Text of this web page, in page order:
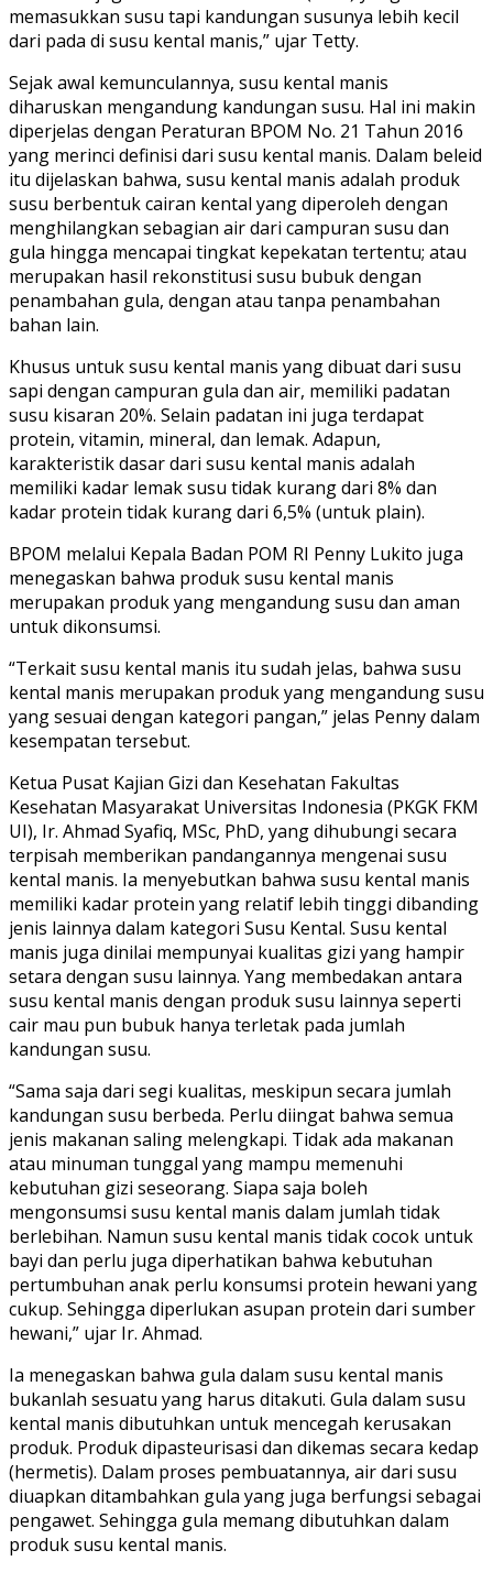
memasukkan susu tapi kandungan susunya lebih kecil
dari pada di susu kental manis,” ujar Tetty.
Sejak awal kemunculannya, susu kental manis
diharuskan mengandung kandungan susu. Hal ini makin
diperjelas dengan Peraturan BPOM No. 21 Tahun 2016
yang merinci definisi dari susu kental manis. Dalam beleid
itu dijelaskan bahwa, susu kental manis adalah produk
susu berbentuk cairan kental yang diperoleh dengan
menghilangkan sebagian air dari campuran susu dan
gula hingga mencapai tingkat kepekatan tertentu; atau
merupakan hasil rekonstitusi susu bubuk dengan
penambahan gula, dengan atau tanpa penambahan
bahan lain.
Khusus untuk susu kental manis yang dibuat dari susu
sapi dengan campuran gula dan air, memiliki padatan
susu kisaran 20%. Selain padatan ini juga terdapat
protein, vitamin, mineral, dan lemak. Adapun,
karakteristik dasar dari susu kental manis adalah
memiliki kadar lemak susu tidak kurang dari 8% dan
kadar protein tidak kurang dari 6,5% (untuk plain).
BPOM melalui Kepala Badan POM RI Penny Lukito juga
menegaskan bahwa produk susu kental manis
merupakan produk yang mengandung susu dan aman
untuk dikonsumsi.
“Terkait susu kental manis itu sudah jelas, bahwa susu
kental manis merupakan produk yang mengandung susu
yang sesuai dengan kategori pangan,” jelas Penny dalam
kesempatan tersebut.
Ketua Pusat Kajian Gizi dan Kesehatan Fakultas
Kesehatan Masyarakat Universitas Indonesia (PKGK FKM
UI), Ir. Ahmad Syafiq, MSc, PhD, yang dihubungi secara
terpisah memberikan pandangannya mengenai susu
kental manis. Ia menyebutkan bahwa susu kental manis
memiliki kadar protein yang relatif lebih tinggi dibanding
jenis lainnya dalam kategori Susu Kental. Susu kental
manis juga dinilai mempunyai kualitas gizi yang hampir
setara dengan susu lainnya. Yang membedakan antara
susu kental manis dengan produk susu lainnya seperti
cair mau pun bubuk hanya terletak pada jumlah
kandungan susu.
“Sama saja dari segi kualitas, meskipun secara jumlah
kandungan susu berbeda. Perlu diingat bahwa semua
jenis makanan saling melengkapi. Tidak ada makanan
atau minuman tunggal yang mampu memenuhi
kebutuhan gizi seseorang. Siapa saja boleh
mengonsumsi susu kental manis dalam jumlah tidak
berlebihan. Namun susu kental manis tidak cocok untuk
bayi dan perlu juga diperhatikan bahwa kebutuhan
pertumbuhan anak perlu konsumsi protein hewani yang
cukup. Sehingga diperlukan asupan protein dari sumber
hewani,” ujar Ir. Ahmad.
Ia menegaskan bahwa gula dalam susu kental manis
bukanlah sesuatu yang harus ditakuti. Gula dalam susu
kental manis dibutuhkan untuk mencegah kerusakan
produk. Produk dipasteurisasi dan dikemas secara kedap
(hermetis). Dalam proses pembuatannya, air dari susu
diuapkan ditambahkan gula yang juga berfungsi sebagai
pengawet. Sehingga gula memang dibutuhkan dalam
produk susu kental manis.